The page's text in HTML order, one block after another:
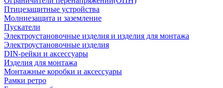
Птицезащитные устройства
Молниезащита и заземление
Пускатели
Электроустановочные изделия и изделия для монтажа
Электроустановочные изделия
DIN-рейки и аксессуары
Изделия для монтажа
Монтажные коробки и аксессуары
Рамки ретро